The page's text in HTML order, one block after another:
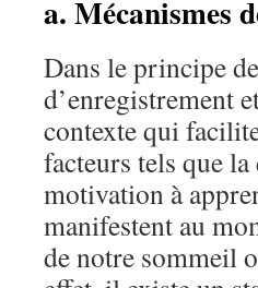
a. Mécanismes
Dans le principe
d’enregistrement
contexte qui
facteurs tels que
motivation à
manifestent au
de notre sommeil